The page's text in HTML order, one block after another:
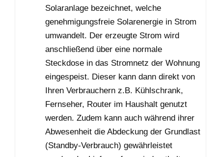
Solaranlage bezeichnet, welche
genehmigungsfreie Solarenergie in Strom
umwandelt. Der erzeugte Strom wird
anschließend über eine normale
Steckdose in das Stromnetz der Wohnung
eingespeist. Dieser kann dann direkt von
Ihren Verbrauchern z.B. Kühlschrank,
Fernseher, Router im Haushalt genutzt
werden. Zudem kann auch während ihrer
Abwesenheit die Abdeckung der Grundlast
(Standby-Verbrauch) gewährleistet